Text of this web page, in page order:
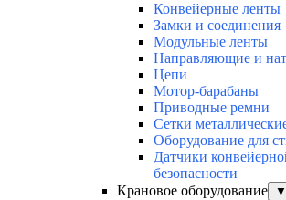
Конвейерные ленты
Замки и соединения
Модульные ленты
Направляющие и
Цепи
Мотор-барабаны
Приводные ремни
Сетки
Оборудование для
Датчики
безопасности
Крановое оборудование
▼